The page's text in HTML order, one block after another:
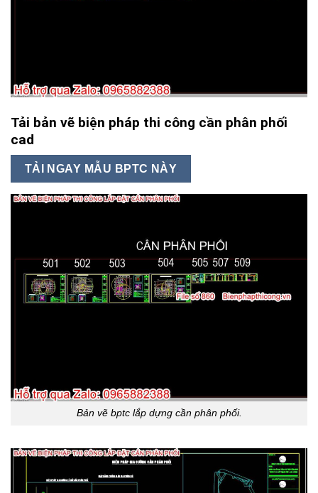
Tải bản vẽ biện pháp thi công cần phân phối
cad
TẢI NGAY MẪU BPTC NÀY
Bản vẽ bptc lắp dựng cần phân phối.